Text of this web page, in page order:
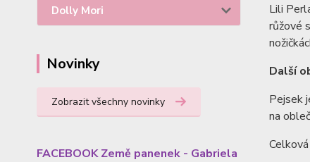
Dolly Mori
Novinky
Zobrazit všechny novinky
FACEBOOK Země panenek - Gabriela
Lili
růžové
Další
Pejsek
na